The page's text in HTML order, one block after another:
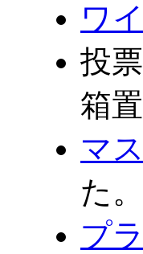
ワ
投
箱
マ
た。
プ